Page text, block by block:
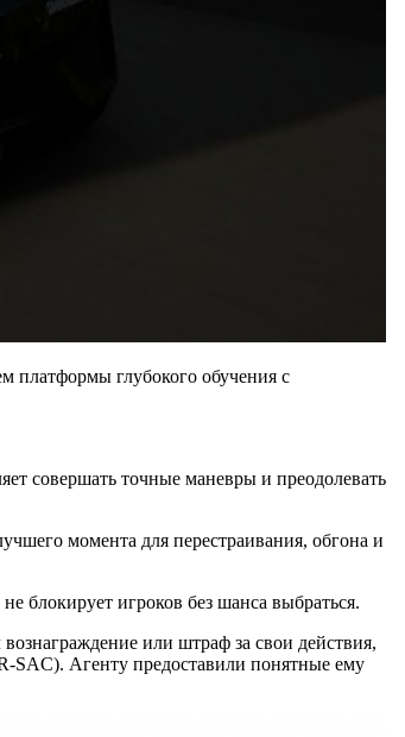
платформы глубокого обучения с
совершать точные маневры и преодолевать
момента для перестраивания, обгона и
блокирует игроков без шанса выбраться.
или штраф за свои действия,
SAC). Агенту предоставили понятные ему